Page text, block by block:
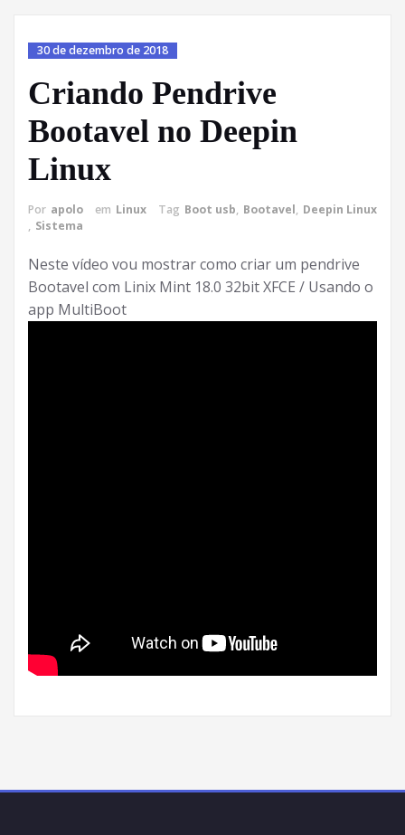
30 de dezembro de 2018
Criando Pendrive
Bootavel no Deepin
Linux
Por apolo em Linux Tag Boot usb, Bootavel, Deepin Linux
, Sistema
Neste vídeo vou mostrar como criar um pendrive
Bootavel com Linix Mint 18.0 32bit XFCE / Usando o
app MultiBoot